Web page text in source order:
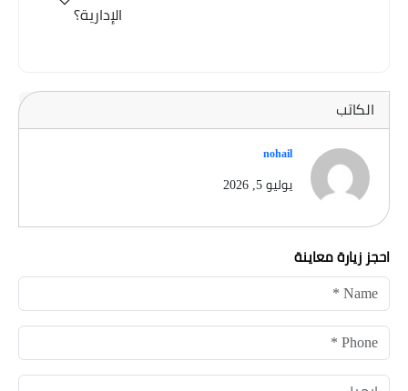
الإدارية؟
الكاتب
nohail
يوليو 5, 2026
احجز زيارة معاينة